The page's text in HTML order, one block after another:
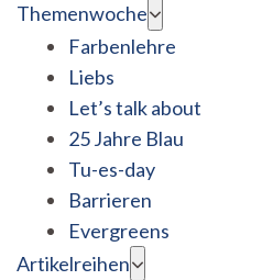
Themenwoche
Farbenlehre
Liebs
Let’s talk about
25 Jahre Blau
Tu-es-day
Barrieren
Evergreens
Artikelreihen